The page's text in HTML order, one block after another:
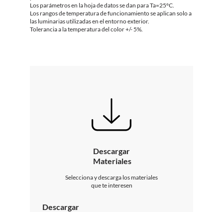
Los parámetros en la hoja de datos se dan para Ta=25°C.
Los rangos de temperatura de funcionamiento se aplican solo a
las luminarias utilizadas en el entorno exterior.
Tolerancia a la temperatura del color +/- 5%.
Descargar
Materiales
Selecciona y descarga los materiales
que te interesen
Descargar